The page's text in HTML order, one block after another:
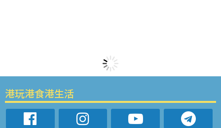
港玩港食港生活